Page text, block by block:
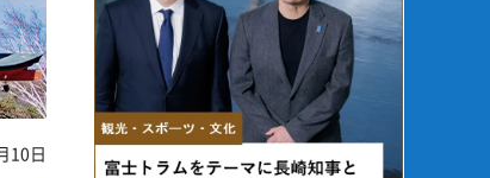
開の国やまなし こんにちは。知事の長崎です
10日